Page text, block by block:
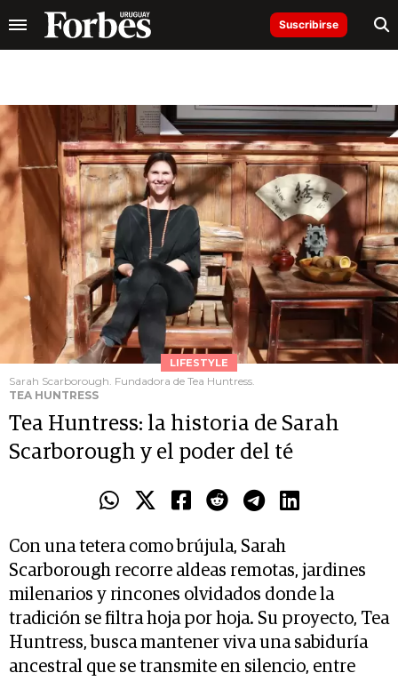
Suscribirse
LIFESTYLE
Sarah Scarborough. Fundadora de Tea Huntress.
TEA HUNTRESS
Tea Huntress: la historia de Sarah
Scarborough y el poder del té
Con una tetera como brújula, Sarah
Scarborough recorre aldeas remotas, jardines
milenarios y rincones olvidados donde la
tradición se filtra hoja por hoja. Su proyecto, Tea
Huntress, busca mantener viva una sabiduría
ancestral que se transmite en silencio, entre